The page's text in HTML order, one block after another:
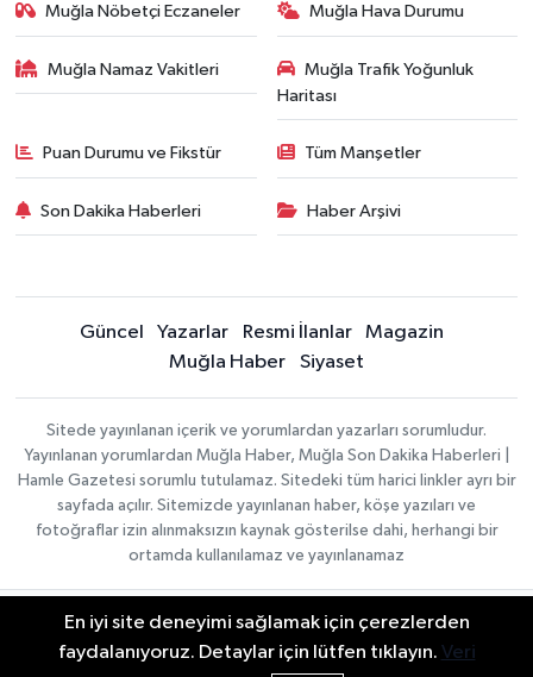
Muğla Nöbetçi Eczaneler Muğla Hava Durumu
Muğla Namaz Vakitleri
Muğla Trafik Yoğunluk
Haritası
Puan Durumu ve Fikstür Tüm Manşetler
Son Dakika Haberleri Haber Arşivi
Güncel Yazarlar Resmi İlanlar
Magazin
Muğla Haber
Siyaset
Sitede yayınlanan içerik ve yorumlardan yazarları sorumludur.
Yayınlanan yorumlardan Muğla Haber, Muğla Son Dakika Haberleri |
Hamle Gazetesi sorumlu tutulamaz. Sitedeki tüm harici linkler ayrı bir
sayfada açılır. Sitemizde yayınlanan haber, köşe yazıları ve
fotoğraflar izin alınmaksızın kaynak gösterilse dahi, herhangi bir
ortamda kullanılamaz ve yayınlanamaz
Gizlilik Sözleşmesi
Veri Politikası
Yayın İlkeleri
Haber Yazılımı:
TE Bilişim
| Copyright © 2026
En iyi site deneyimi sağlamak için çerezlerden
faydalanıyoruz. Detaylar için lütfen tıklayın. Veri